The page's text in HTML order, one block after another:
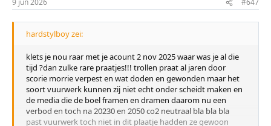
n
9 jun 2026 #647
hardstylboy zei:
klets je nou raar met je acount 2 nov 2025 waar was je al die
tijd ?dan zulke rare praatjes!!! trollen praat al jaren door
scorie morrie verpest en wat doden en gewonden maar het
soort vuurwerk kunnen zij niet echt onder scheidt maken en
de media die de boel framen en dramen daarom nu een
verbod en toch na 20230 en 2050 co2 neutraal bla bla bla
past vuurwerk toch niet in dit plaatje hadden ze gewoon